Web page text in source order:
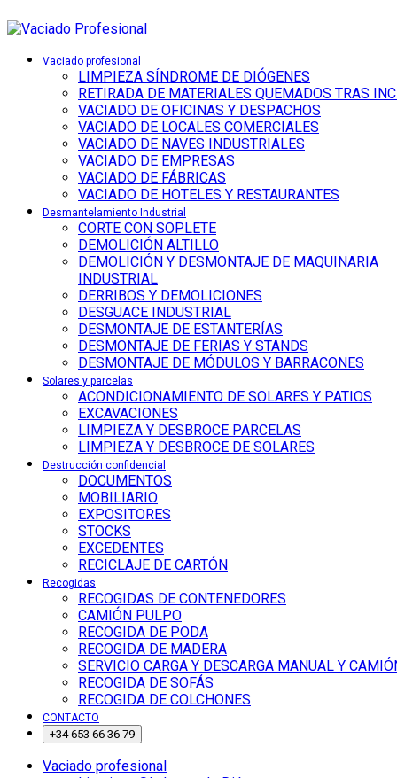
Vaciado profesional
LIMPIEZA SÍNDROME DE DIÓGENES
RETIRADA DE MATERIALES QUEMADOS TRAS
VACIADO DE OFICINAS Y DESPACHOS
VACIADO DE LOCALES COMERCIALES
VACIADO DE NAVES INDUSTRIALES
VACIADO DE EMPRESAS
VACIADO DE FÁBRICAS
VACIADO DE HOTELES Y RESTAURANTES
Desmantelamiento Industrial
CORTE CON SOPLETE
DEMOLICIÓN ALTILLO
DEMOLICIÓN Y DESMONTAJE DE MAQUINARIA
INDUSTRIAL
DERRIBOS Y DEMOLICIONES
DESGUACE INDUSTRIAL
DESMONTAJE DE ESTANTERÍAS
DESMONTAJE DE FERIAS Y STANDS
DESMONTAJE DE MÓDULOS Y BARRACONES
Solares y parcelas
ACONDICIONAMIENTO DE SOLARES Y PATIOS
EXCAVACIONES
LIMPIEZA Y DESBROCE PARCELAS
LIMPIEZA Y DESBROCE DE SOLARES
Destrucción confidencial
DOCUMENTOS
MOBILIARIO
EXPOSITORES
STOCKS
EXCEDENTES
RECICLAJE DE CARTÓN
Recogidas
RECOGIDAS DE CONTENEDORES
CAMIÓN PULPO
RECOGIDA DE PODA
RECOGIDA DE MADERA
SERVICIO CARGA Y DESCARGA MANUAL Y
RECOGIDA DE SOFÁS
RECOGIDA DE COLCHONES
CONTACTO
+34 653 66 36 79
Vaciado profesional